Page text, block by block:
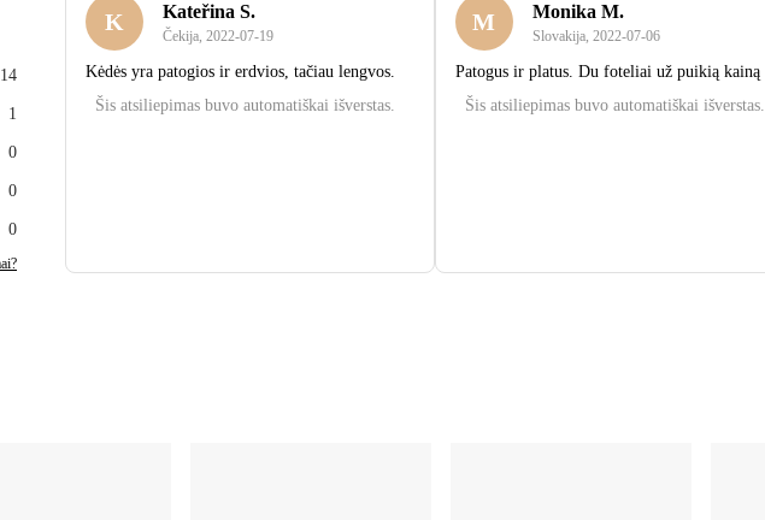
14
1
0
0
0
K Kateřina S.
Čekija, 2022‑07‑19
Kėdės yra patogios ir erdvios, tačiau lengvos.
Šis atsiliepimas buvo automatiškai išverstas.
M Monika M.
Slovakija, 2022‑07‑06
Patogus ir platus. Du foteliai už puikią kainą
Šis atsiliepimas buvo automatiškai išverstas.